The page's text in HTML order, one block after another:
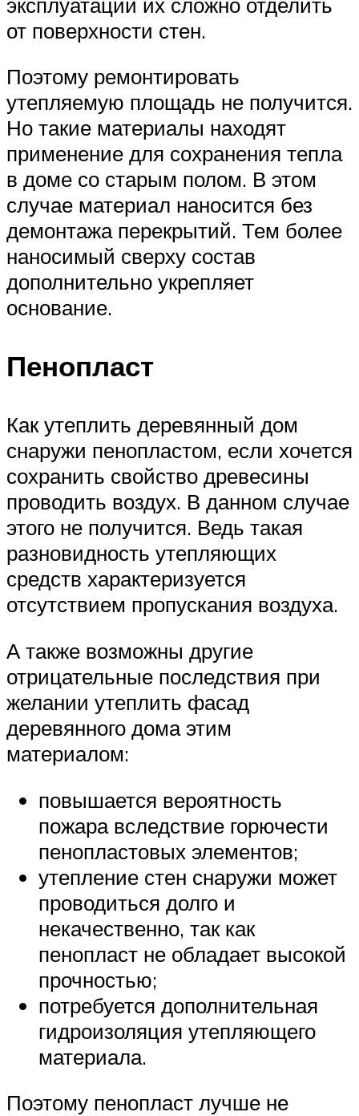
от поверхности стен.
Поэтому ремонтировать
утепляемую площадь не получится.
Но такие материалы находят
применение для сохранения тепла
в доме со старым полом. В этом
случае материал наносится без
демонтажа перекрытий. Тем более
наносимый сверху состав
дополнительно укрепляет
основание.
Пенопласт
Как утеплить деревянный дом
снаружи пенопластом, если хочется
сохранить свойство древесины
проводить воздух. В данном случае
этого не получится. Ведь такая
разновидность утепляющих
средств характеризуется
отсутствием пропускания воздуха.
А также возможны другие
отрицательные последствия при
желании утеплить фасад
деревянного дома этим
материалом:
повышается вероятность
пожара вследствие горючести
пенопластовых элементов;
утепление стен снаружи может
проводиться долго и
некачественно, так как
пенопласт не обладает высокой
прочностью;
потребуется дополнительная
гидроизоляция утепляющего
материала.
Поэтому пенопласт лучше не